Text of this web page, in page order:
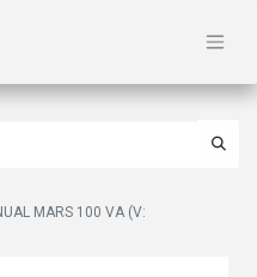
MARS 100 VA (V: